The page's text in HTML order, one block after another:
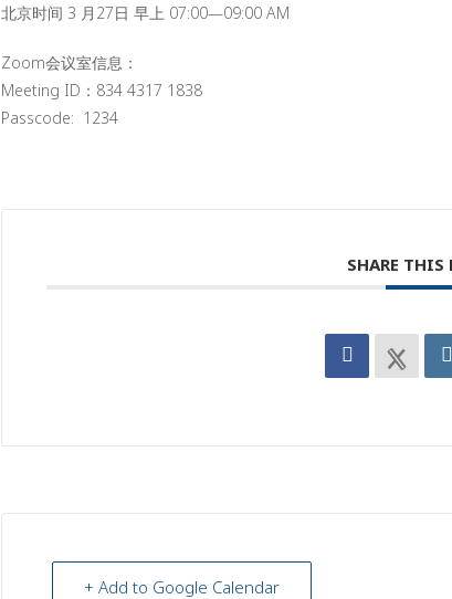
北京时间 3 月27日 早上 07:00—09:00 AM
Zoom会议室信息：
Meeting ID：834 4317 1838
Passcode: 1234
SHARE THIS
+ Add to Google Calendar